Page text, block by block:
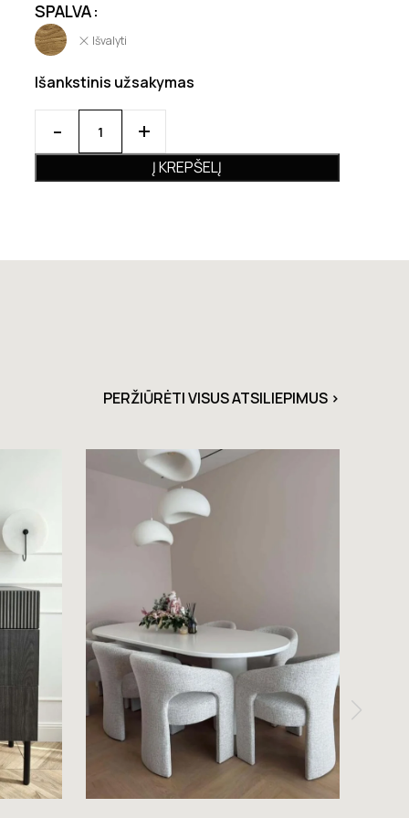
SPALVA
Išvalyti
Išankstinis užsakymas
Į KREPŠELĮ
PERŽIŪRĖTI VISUS ATSILIEPIMUS >